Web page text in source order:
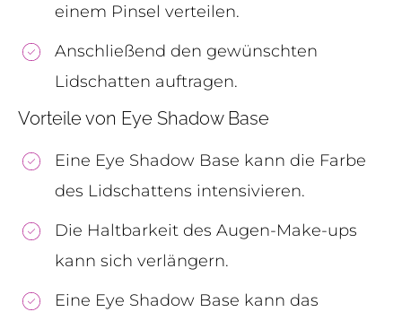
einem Pinsel verteilen.
Anschließend den gewünschten
Lidschatten auftragen.
Vorteile von Eye Shadow Base
Eine Eye Shadow Base kann die Farbe
des Lidschattens intensivieren.
Die Haltbarkeit des Augen-Make-ups
kann sich verlängern.
Eine Eye Shadow Base kann das